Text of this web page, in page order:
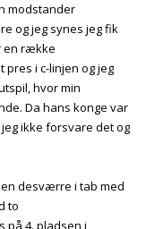
modstander
og jeg synes jeg fik
en række
pres i c-linjen og jeg
hvor min
Da hans konge var
ikke forsvare det og
desværre i tab med
to
på 4. pladsen i